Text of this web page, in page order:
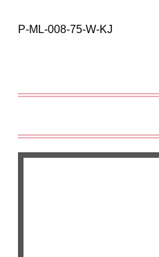
P-ML-008-75-W-KJ